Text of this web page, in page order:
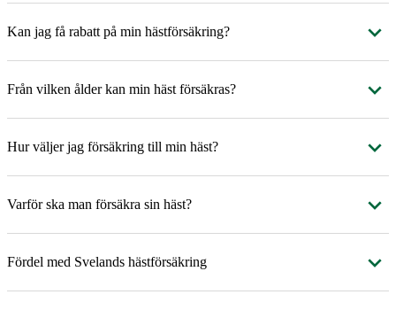
Kan jag få rabatt på min hästförsäkring?
Från vilken ålder kan min häst försäkras?
Hur väljer jag försäkring till min häst?
Varför ska man försäkra sin häst?
Fördel med Svelands hästförsäkring